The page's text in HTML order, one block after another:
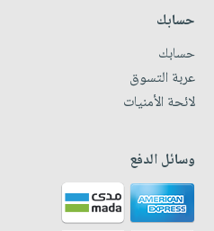
حسابك
حسابك
عربة التسوق
لائحة الأمنيات
وسائل الدفع